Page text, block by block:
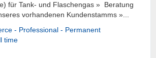
für Tank- und Flaschengas » Beratung
vorhandenen Kundenstamms »...
- Professional - Permanent
time